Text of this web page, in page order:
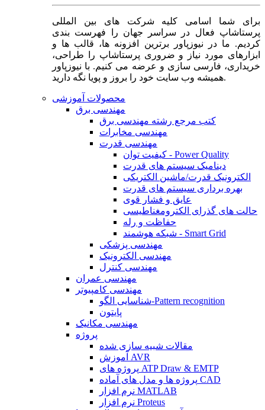
برای شما اسامی کلیه شرکت های بین المللی
پرستاشاپ فعال در سراسر جهان را فهرست بندی
کردیم. ما در نیوزپاور برترین افزونه ها، قالب ها و
ابزارهای مورد نیاز و ضروری پرستاشاپ را طراحی،
خریداری، فارسی سازی و عرضه می کنیم. با نیوزپاور
همیشه وب سایت خود را بروز و پویا نگه دارید.
محصولات آموزشی
مهندسی برق
کتب مرجع رشته مهندسی برق
مهندسی مخابرات
مهندسی قدرت
کیفیت توان - Power Quality
دینامیک سیستم های قدرت
الکترونیک قدرت/ماشین الکتریکی
بهره برداری سیستم های قدرت
عایق و فشار قوی
حالت های گذرای الکترومغناطیسی
حفاظت و رله
شبکه هوشمند - Smart Grid
مهندسی پزشکی
مهندسی الکترونیک
مهندسی کنترل
مهندسی عمران
مهندسی کامپیوتر
شناسایی الگو-Pattern recognition
پایتون
مهندسی مکانیک
پروژه
مقالات شبیه سازی شده
آموزش AVR
پروژه های ATP Draw & EMTP
پروژه ها و مدل های آماده CAD
نرم افزار MATLAB
نرم افزار Proteus